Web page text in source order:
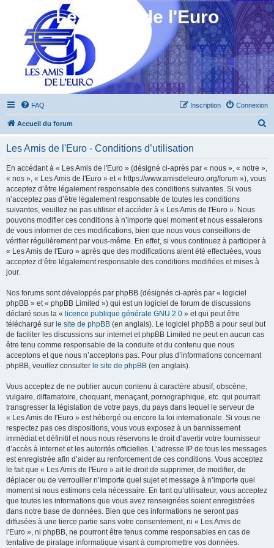
Les Amis de l'Euro
FAQ Connexion
Inscription
Accueil du forum
Les Amis de l'Euro - Conditions d’utilisation
En accédant à « Les Amis de l'Euro » (désigné ci-après par « nous », « notre »,
« nos », « Les Amis de l'Euro » et « https://www.amisdeleuro.org/forum »), vous
acceptez d’être légalement responsable des conditions suivantes. Si vous
n’acceptez pas d’être légalement responsable de toutes les conditions
suivantes, veuillez ne pas utiliser et accéder à « Les Amis de l'Euro ». Nous
pouvons modifier ces conditions à n’importe quel moment et nous essaierons
de vous informer de ces modifications, bien que nous vous conseillons de
vérifier régulièrement par vous-même. En effet, si vous continuez à participer à
« Les Amis de l'Euro » après que des modifications aient été effectuées, vous
acceptez d’être légalement responsable des conditions modifiées et mises à
jour.
Nos forums sont développés par phpBB (désignés ci-après par « logiciel
phpBB » et « phpBB Limited ») qui est un logiciel de forum de discussions
déclaré sous la « licence publique générale GNU 2.0 » et qui peut être
téléchargé sur le site de phpBB (en anglais). Le logiciel phpBB a pour seul but
de faciliter les discussions sur internet et phpBB Limited ne peut en aucun cas
être tenu comme responsable de la conduite et du contenu que nous
acceptons et que nous n’acceptons pas. Pour plus d’informations concernant
phpBB, veuillez consulter le site de phpBB (en anglais).
Vous acceptez de ne publier aucun contenu à caractère abusif, obscène,
vulgaire, diffamatoire, choquant, menaçant, pornographique, etc. qui pourrait
transgresser la législation de votre pays, du pays dans lequel le serveur de
« Les Amis de l'Euro » est hébergé ou encore la loi internationale. Si vous ne
respectez pas ces dispositions, vous vous exposez à un bannissement
immédiat et définitif et nous nous réservons le droit d’avertir votre fournisseur
d’accès à internet et les autorités officielles. L’adresse IP de tous les messages
est enregistrée afin d’aider au renforcement de ces conditions. Vous acceptez
le fait que « Les Amis de l'Euro » ait le droit de supprimer, de modifier, de
déplacer ou de verrouiller n’importe quel sujet et message à n’importe quel
moment si nous estimons cela nécessaire. En tant qu’utilisateur, vous acceptez
que toutes les informations que vous avez renseignées soient enregistrées
dans notre base de données. Bien que ces informations ne seront pas
diffusées à une tierce partie sans votre consentement, ni « Les Amis de
l'Euro », ni phpBB, ne pourront être tenus comme responsables en cas de
tentative de piratage informatique visant à compromettre vos données.